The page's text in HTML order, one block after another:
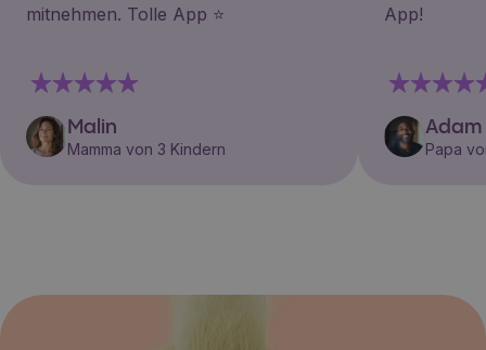
mitnehmen. Tolle App ⭐️
Malin
Mamma von 3 Kindern
App!
Adam
Papa